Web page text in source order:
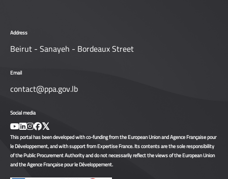
Address
Beirut - Sanayeh - Bordeaux Street
Email
contact@ppa.gov.lb
Social media
This portal has been developed with co-funding from the European Union and Agence Française pour
le Développement, and with support from Expertise France. Its contents are the sole responsibility
of the Public Procurement Authority and do not necessarily reflect the views of the European Union
and the Agence Française pour le Développement.